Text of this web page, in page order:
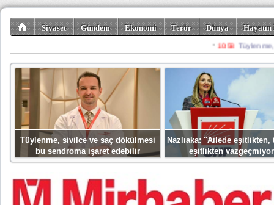
Siyaset Gündem Ekonomi Terör Dünya
Spor Misafir
Tüylenme, sivilce ve saç dökülmesi
bu sendroma işaret edebilir
Nazlıaka: ''Ailede eşitlikten,
eşitlikten